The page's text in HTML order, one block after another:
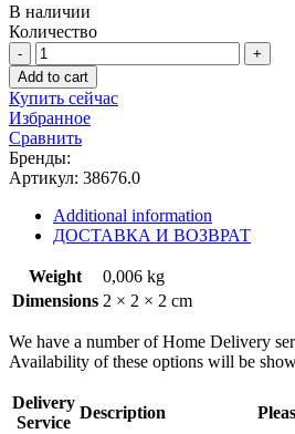
В наличии
Количество
Колпачки
маслосъемные
дв.IVECO
УАЗ
ПАТРИОТ
(1
ШТ.)
"IVECO"
quantity
Add to cart
Купить сейчас
Избранное
Сравнить
Бренды:
Артикул: 38676.0
Additional information
ДОСТАВКА И ВОЗВРАТ
Weight
0,006 kg
Dimensions 2 × 2 × 2 cm
We have a number of Home Delivery
Availability of these options will be
Delivery
Service
Description